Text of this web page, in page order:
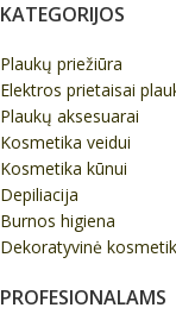
KATEGORIJOS
Plaukų priežiūra
Elektros prietaisai
Plaukų aksesuarai
Kosmetika veidui
Kosmetika kūnui
Depiliacija
Burnos higiena
Dekoratyvinė
PROFESIONALAMS